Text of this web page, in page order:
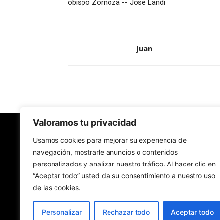
Valoramos tu privacidad
Usamos cookies para mejorar su experiencia de
navegación, mostrarle anuncios o contenidos
personalizados y analizar nuestro tráfico. Al hacer clic en
“Aceptar todo” usted da su consentimiento a nuestro uso
de las cookies.
Personalizar Rechazar todo Aceptar todo
obispo Zornoza -- José Landi
Juan
Redes Cristianas
Una mirada alternativa sobre la Iglesia católica
- Colectivos de Redes Cristianas